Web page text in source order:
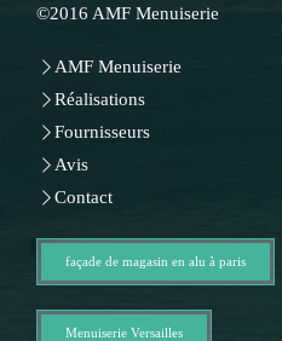
©2016 AMF Menuiserie
AMF Menuiserie
Réalisations
Fournisseurs
Avis
Contact
façade de magasin en alu à paris
Menuiserie Versailles